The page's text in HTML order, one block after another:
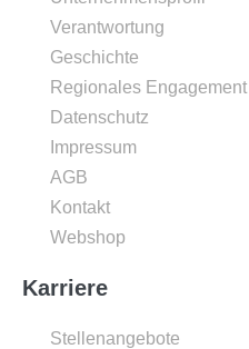
Verantwortung
Geschichte
Regionales Engagement
Datenschutz
Impressum
AGB
Kontakt
Webshop
Karriere
Stellenangebote